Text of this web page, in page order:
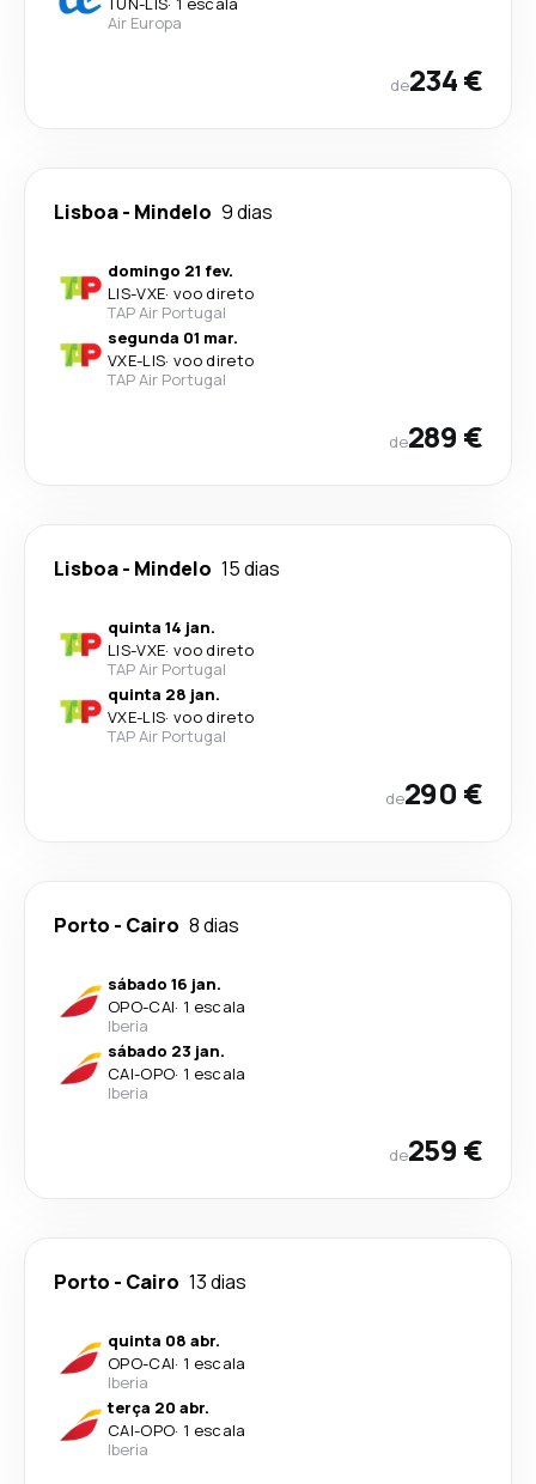
Air Europa
de234 €
Lisboa- Mindelo 9 dias
domingo 21 fev.
LIS-VXE· voo direto
TAP Air Portugal
segunda 01 mar.
VXE-LIS· voo direto
TAP Air Portugal
de289 €
Lisboa- Mindelo 15 dias
quinta 14 jan.
LIS-VXE· voo direto
TAP Air Portugal
quinta 28 jan.
VXE-LIS· voo direto
TAP Air Portugal
de290 €
Porto - Cairo 8 dias
sábado 16 jan.
OPO-CAI· 1 escala
Iberia
sábado 23 jan.
CAI-OPO· 1 escala
Iberia
de259 €
Porto - Cairo 13 dias
quinta 08 abr.
OPO-CAI· 1 escala
Iberia
terça 20 abr.
CAI-OPO· 1 escala
Iberia